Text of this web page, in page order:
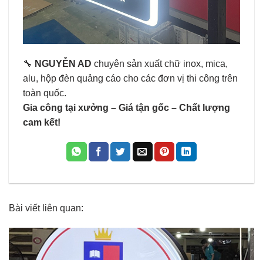
🔧 NGUYỄN AD chuyên sản xuất chữ inox, mica,
alu, hộp đèn quảng cáo cho các đơn vị thi công trên
toàn quốc.
Gia công tại xưởng – Giá tận gốc – Chất lượng
cam kết!
Bài viết liên quan: